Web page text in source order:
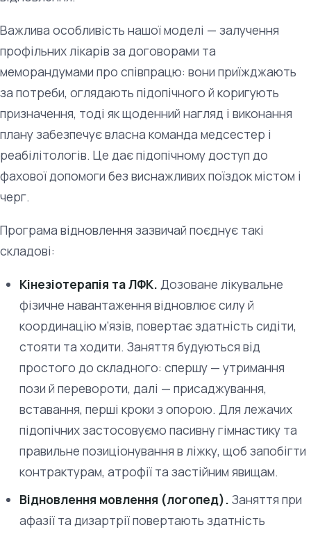
Важлива особливість нашої моделі — залучення
профільних лікарів за договорами та
меморандумами про співпрацю: вони приїжджають
за потреби, оглядають підопічного й коригують
призначення, тоді як щоденний нагляд і виконання
плану забезпечує власна команда медсестер і
реабілітологів. Це дає підопічному доступ до
фахової допомоги без виснажливих поїздок містом і
черг.
Програма відновлення зазвичай поєднує такі
складові:
Кінезіотерапія та ЛФК. Дозоване лікувальне
фізичне навантаження відновлює силу й
координацію м’язів, повертає здатність сидіти,
стояти та ходити. Заняття будуються від
простого до складного: спершу — утримання
пози й перевороти, далі — присаджування,
вставання, перші кроки з опорою. Для лежачих
підопічних застосовуємо пасивну гімнастику та
правильне позиціонування в ліжку, щоб запобігти
контрактурам, атрофії та застійним явищам.
Відновлення мовлення (логопед). Заняття при
афазії та дизартрії повертають здатність